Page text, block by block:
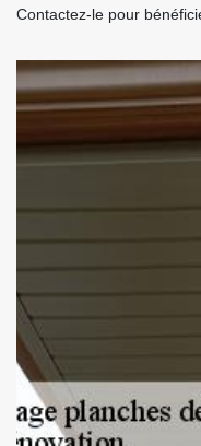
Contactez-le pour